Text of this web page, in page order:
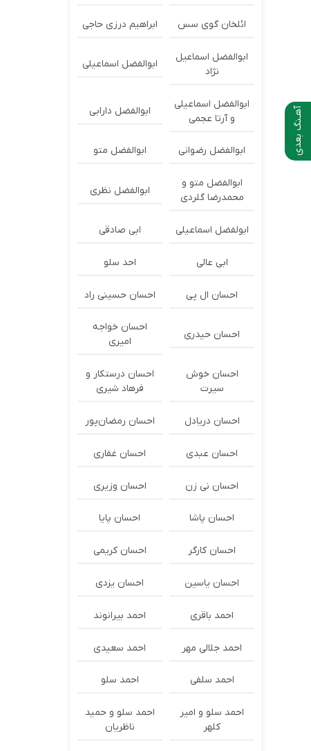
آهـنگ بعدی
ائلخان گوی سس ابراهیم درزی حاجی
ابوالفضل اسماعیل
نژاد
ابوالفضل اسماعیلی
ابوالفضل اسماعیلی
و آرتا عجمی
ابوالفضل دارابی
ابوالفضل رضوانی ابوالفضل متو
ابوالفضل متو و
محمدرضا گلردی
ابوالفضل نظری
ابولفضل اسماعیلی ابی صادقی
ابی عالی احد سلو
احسان ال پی احسان حسینی راد
احسان حیدری
احسان خواجه
امیری
احسان خوش
سیرت
احسان درستكار و
فرهاد شيرى
احسان دریادل احسان رمضان‌پور
احسان عبدی احسان غفاری
احسان نی زن احسان وزیری
احسان پاشا احسان پایا
احسان کارگر احسان کریمی
احسان یاسین احسان یزدی
احمد باقری احمد بیرانوند
احمد جلالی مهر احمد سعیدی
احمد سلفی احمد سلو
احمد سلو و امیر
کلهر
احمد سلو و حمید
ناظریان